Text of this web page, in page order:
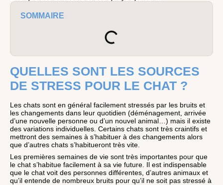
SOMMAIRE
QUELLES SONT LES SOURCES
DE STRESS POUR LE CHAT ?
Les chats sont en général facilement stressés par les bruits et
les changements dans leur quotidien (déménagement, arrivée
d’une nouvelle personne ou d’un nouvel animal…) mais il existe
des variations individuelles. Certains chats sont très craintifs et
mettront des semaines à s’habituer à des changements alors
que d’autres chats s’habitueront très vite.
Les premières semaines de vie sont très importantes pour que
le chat s’habitue facilement à sa vie future. Il est indispensable
que le chat voit des personnes différentes, d’autres animaux et
qu’il entende de nombreux bruits pour qu’il ne soit pas stressé à